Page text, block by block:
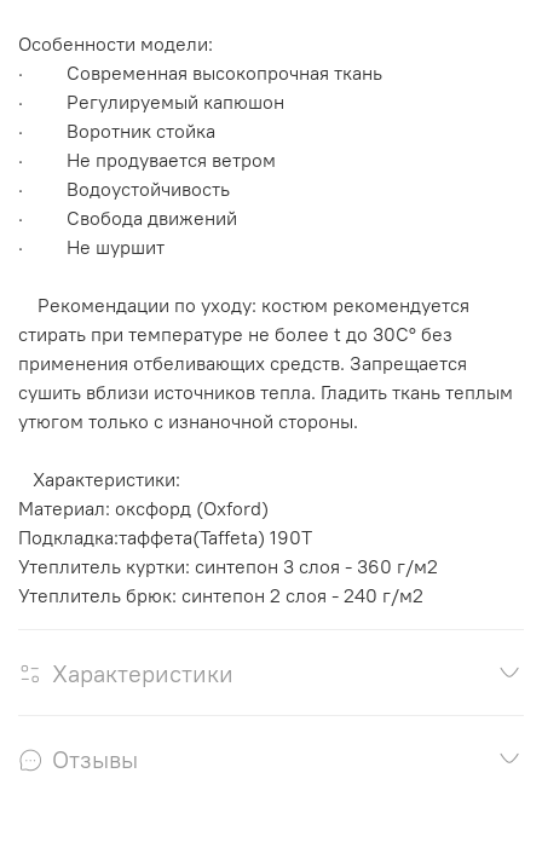
Особенности модели:
· Современная высокопрочная ткань
· Регулируемый капюшон
· Воротник стойка
· Не продувается ветром
· Водоустойчивость
· Свобода движений
· Не шуршит
Рекомендации по уходу: костюм рекомендуется
стирать при температуре не более t до 30С° без
применения отбеливающих средств. Запрещается
сушить вблизи источников тепла. Гладить ткань теплым
утюгом только с изнаночной стороны.
Характеристики:
Материал: оксфорд (Oxford)
Подкладка:таффета(Taffeta) 190Т
Утеплитель куртки: синтепон 3 слоя - 360 г/м2
Утеплитель брюк: синтепон 2 слоя - 240 г/м2
Характеристики
Отзывы